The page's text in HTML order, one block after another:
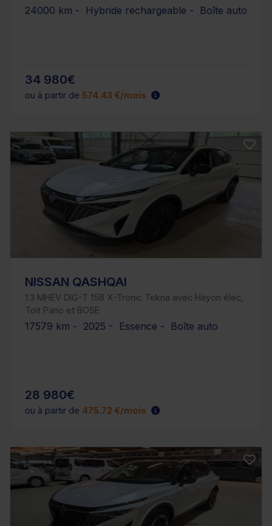
24000 km - Hybride rechargeable - Boîte auto
34 980€
ou à partir de 574.43 €/mois
NISSAN QASHQAI
1.3 MHEV DIG-T 158 X-Tronic Tekna avec Hayon élec,
Toit Pano et BOSE
17579 km - 2025 - Essence - Boîte auto
28 980€
ou à partir de 475.72 €/mois